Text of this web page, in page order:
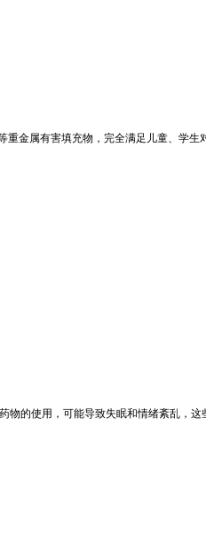
金属有害填充物，完全满足儿童、学生
的使用，可能导致失眠和情绪紊乱，这